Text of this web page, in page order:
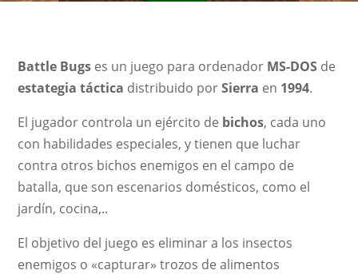
Battle Bugs es un juego para ordenador MS-DOS de
estategia táctica distribuido porSierra en 1994.
El jugador controla un ejército de bichos, cada uno
con habilidades especiales, y tienen que luchar
contra otros bichos enemigos en el campo de
batalla, que son escenarios domésticos, como el
jardín, cocina,..
El objetivo del juego es eliminar a los insectos
enemigos o «capturar» trozos de alimentos